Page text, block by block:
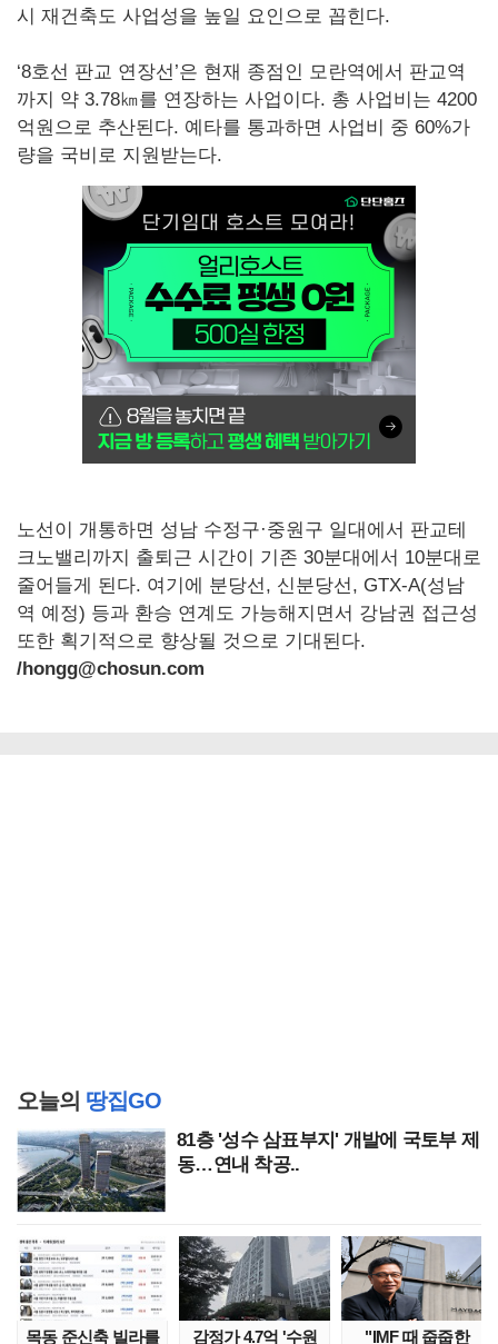
시 재건축도 사업성을 높일 요인으로 꼽힌다.
‘8호선 판교 연장선’은 현재 종점인 모란역에서 판교역
까지 약 3.78㎞를 연장하는 사업이다. 총 사업비는 4200
억원으로 추산된다. 예타를 통과하면 사업비 중 60%가
량을 국비로 지원받는다.
노선이 개통하면 성남 수정구·중원구 일대에서 판교테
크노밸리까지 출퇴근 시간이 기존 30분대에서 10분대로
줄어들게 된다. 여기에 분당선, 신분당선, GTX-A(성남
역 예정) 등과 환승 연계도 가능해지면서 강남권 접근성
또한 획기적으로 향상될 것으로 기대된다.
/hongg@chosun.com
오늘의 땅집GO
81층 '성수 삼표부지' 개발에 국토부 제
동…연내 착공..
목동 준신축 빌라를 감정가 4.7억 '수원 "IMF 때 줍줍한